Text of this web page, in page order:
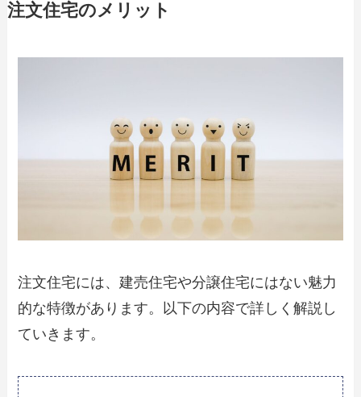
注文住宅のメリット
注文住宅には、建売住宅や分譲住宅にはない魅力
的な特徴があります。以下の内容で詳しく解説し
ていきます。